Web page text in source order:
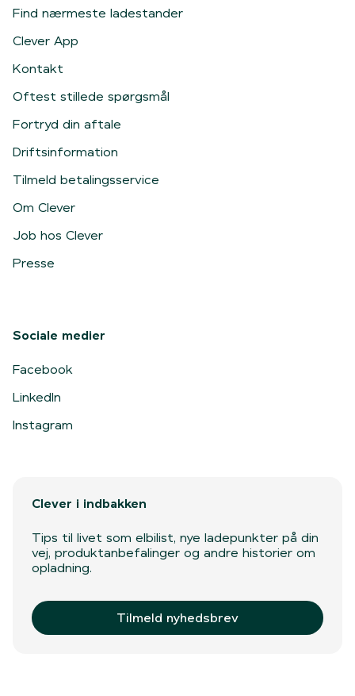
Find nærmeste ladestander
Clever App
Kontakt
Oftest stillede spørgsmål
Fortryd din aftale
Driftsinformation
Tilmeld betalingsservice
Om Clever
Job hos Clever
Presse
Sociale medier
Facebook
LinkedIn
Instagram
Clever i indbakken
Tips til livet som elbilist, nye ladepunkter på din
vej, produktanbefalinger og andre historier om
opladning.
Tilmeld nyhedsbrev